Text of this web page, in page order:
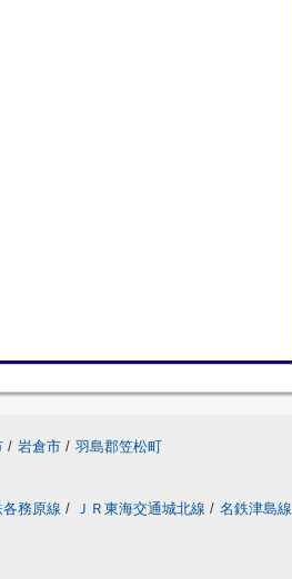
/ 岩倉市 / 羽島郡笠松町
各務原線 / ＪＲ東海交通城北線 / 名鉄津島線